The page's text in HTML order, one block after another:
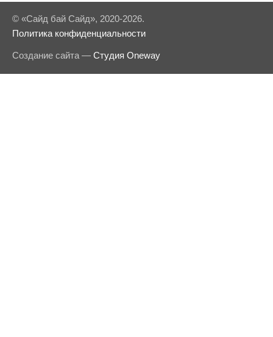
© «Сайд бай Сайд», 2020-2026.
Политика конфиденциальности
Создание сайта — Студия Oneway